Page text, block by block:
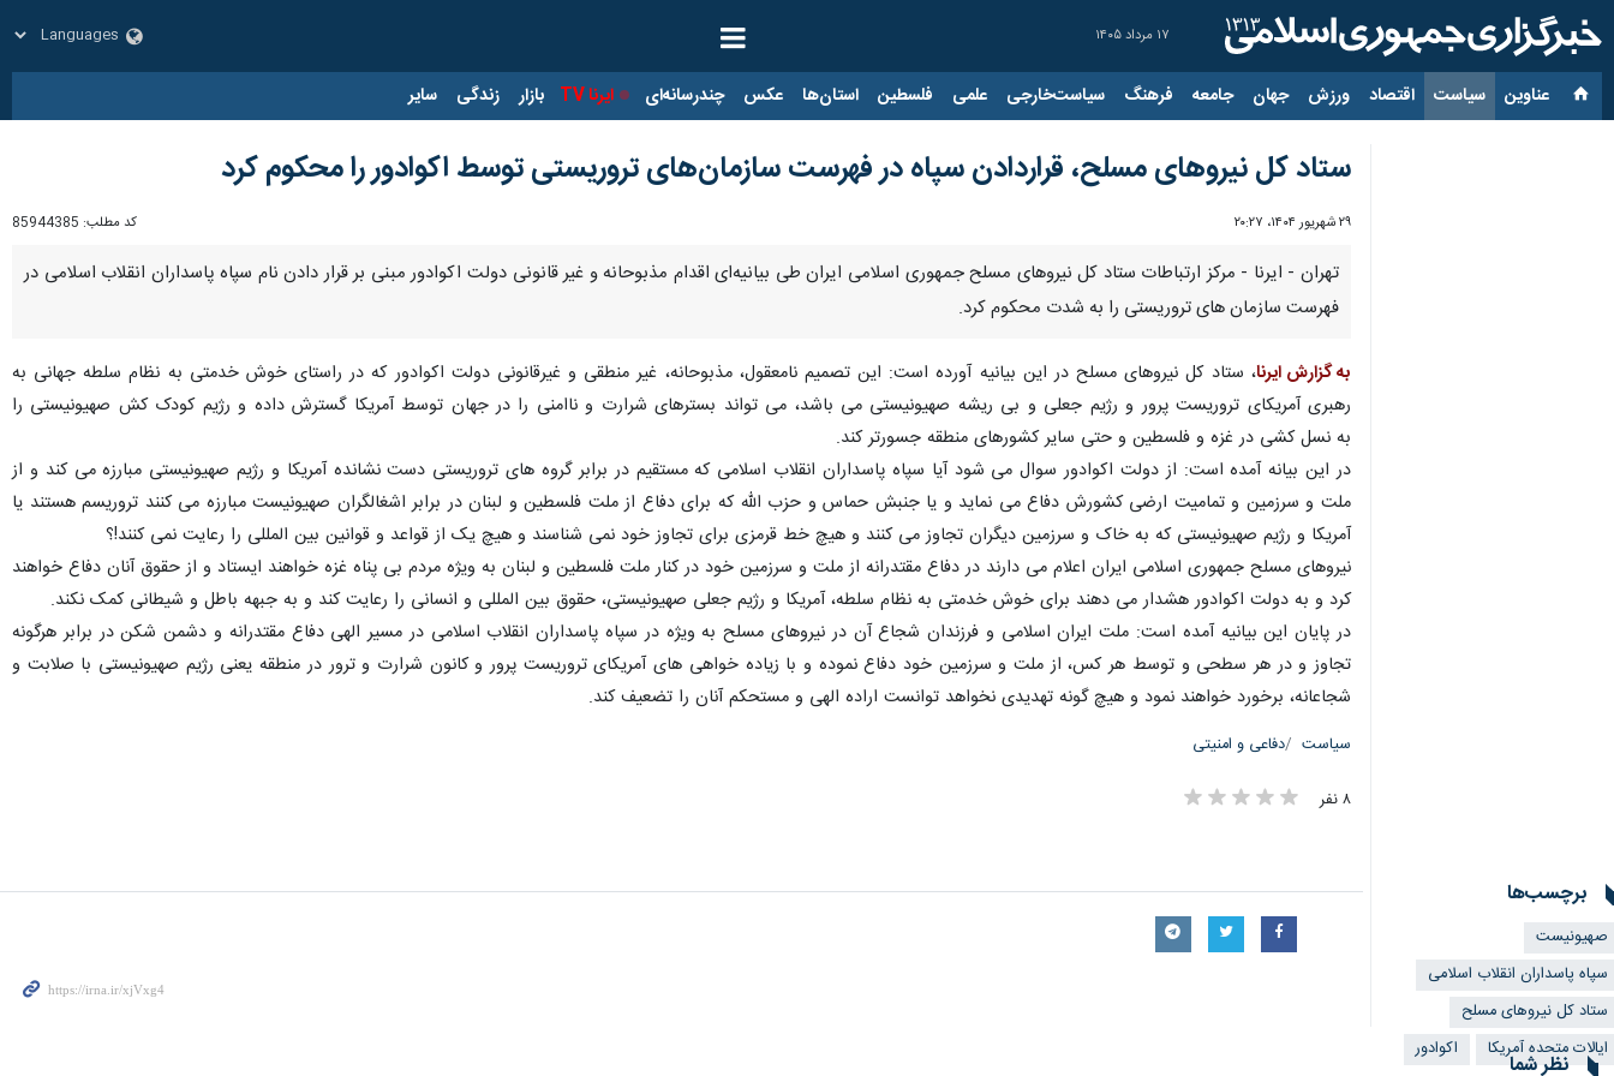
۱۷ مرداد ۱۴۰۵
عناوین‌ سیاست اقتصاد ورزش جهان جامعه فرهنگ سیاست‌خارجی علمی فلسطین استان‌ها عکس چندرسانه‌ای ایرنا TV بازار زندگی سایر
ستاد کل نیروهای مسلح، قراردادن سپاه در فهرست سازمان‌های تروریستی توسط اکوادور را محکوم کرد
۲۹ شهریور ۱۴۰۴، ۲۰:۲۷ کد مطلب: 85944385
تهران - ایرنا - مرکز ارتباطات ستاد کل نیروهای مسلح جمهوری اسلامی ایران طی بیانیه‌ای اقدام مذبوحانه و غیر قانونی دولت اکوادور مبنی بر قرار دادن نام سپاه پاسداران انقلاب اسلامی در
فهرست سازمان های تروریستی را به شدت محکوم کرد.
به گزارش ایرنا، ستاد کل نیروهای مسلح در این بیانیه آورده است: این تصمیم نامعقول، مذبوحانه، غیر منطقی و غیرقانونی دولت اکوادور که در راستای خوش خدمتی به نظام سلطه جهانی به
رهبری آمریکای تروریست پرور و رژیم جعلی و بی ریشه صهیونیستی می باشد، می تواند بسترهای شرارت و ناامنی را در جهان توسط آمریکا گسترش داده و رژیم کودک کش صهیونیستی را
به نسل کشی در غزه و فلسطین و حتی سایر کشورهای منطقه جسورتر کند.
در این بیانه‌ آمده است: از دولت اکوادور سوال می شود آیا سپاه پاسداران انقلاب اسلامی که مستقیم در برابر گروه های تروریستی دست نشانده آمریکا و رژیم صهیونیستی مبارزه می کند و از
ملت و سرزمین و تمامیت ارضی کشورش دفاع می نماید و یا جنبش حماس و حزب الله که برای دفاع از ملت فلسطین و لبنان در برابر اشغالگران صهیونیست مبارزه می کنند تروریسم هستند یا
آمریکا و رژیم صهیونیستی که به خاک و سرزمین دیگران تجاوز می کنند و هیچ خط قرمزی برای تجاوز خود نمی شناسند و هیچ یک از قواعد و قوانین بین المللی را رعایت نمی کنند!؟
نیروهای مسلح جمهوری اسلامی ایران اعلام می دارند در دفاع مقتدرانه از ملت و سرزمین خود در کنار ملت فلسطین و لبنان به ویژه مردم بی پناه غزه خواهند ایستاد و از حقوق آنان دفاع خواهند
کرد و به دولت اکوادور هشدار می دهند برای خوش خدمتی به نظام سلطه، آمریکا و رژیم جعلی صهیونیستی، حقوق بین المللی و انسانی را رعایت کند و به جبهه باطل و شیطانی کمک نکند.
در پایان این بیانیه آمده است: ملت ایران اسلامی و فرزندان شجاع آن در نیروهای مسلح به ویژه در سپاه پاسداران انقلاب اسلامی در مسیر الهی دفاع مقتدرانه و دشمن شکن در برابر هرگونه
تجاوز و در هر سطحی و توسط هر کس، از ملت و سرزمین خود دفاع نموده و با زیاده خواهی های آمریکای تروریست پرور و کانون شرارت و ترور در منطقه یعنی رژیم صهیونیستی با صلابت و
شجاعانه، برخورد خواهند نمود و هیچ گونه تهدیدی نخواهد توانست اراده الهی و مستحکم آنان را تضعیف کند.
سیاست دفاعی و امنیتی
۸ نفر
برچسب‌ها
صهیونیست
سپاه پاسداران انقلاب اسلامی
ستاد کل نیروهای مسلح
ایالات متحده آمریکا
اکوادور
نظر شما